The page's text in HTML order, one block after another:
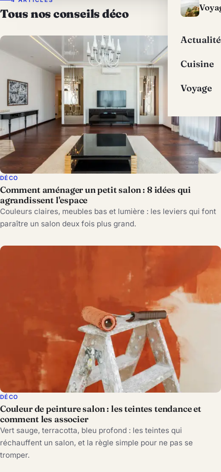
Actualité
Cuisine
Voyage
Tous nos conseils déco
DÉCO
Comment aménager un petit salon : 8 idées qui
agrandissent l'espace
Couleurs claires, meubles bas et lumière : les leviers qui font
paraître un salon deux fois plus grand.
DÉCO
Couleur de peinture salon : les teintes tendance et
comment les associer
Vert sauge, terracotta, bleu profond : les teintes qui
réchauffent un salon, et la règle simple pour ne pas se
tromper.